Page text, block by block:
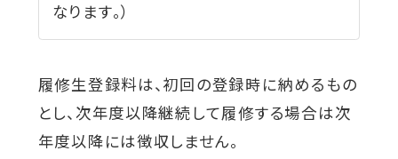
なります。）
履修生登録料は、初回の登録時に納めるもの
とし、次年度以降継続して履修する場合は次
年度以降には徴収しません。